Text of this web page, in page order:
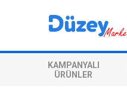
KAMPANYALI
ÜRÜNLER